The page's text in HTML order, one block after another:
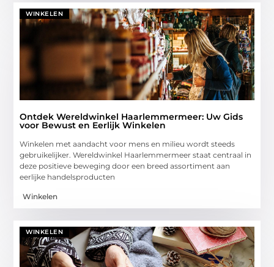
WINKELEN
Ontdek Wereldwinkel Haarlemmermeer: Uw Gids
voor Bewust en Eerlijk Winkelen
Winkelen met aandacht voor mens en milieu wordt steeds
gebruikelijker. Wereldwinkel Haarlemmermeer staat centraal in
deze positieve beweging door een breed assortiment aan
eerlijke handelsproducten
Winkelen
WINKELEN